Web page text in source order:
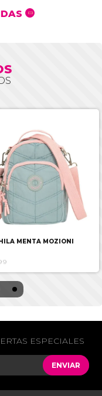
MENTA MOZIONI
ESPECIALES
ENVIAR